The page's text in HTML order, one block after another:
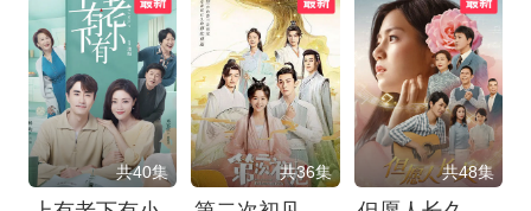
共40集 共36集 共48集